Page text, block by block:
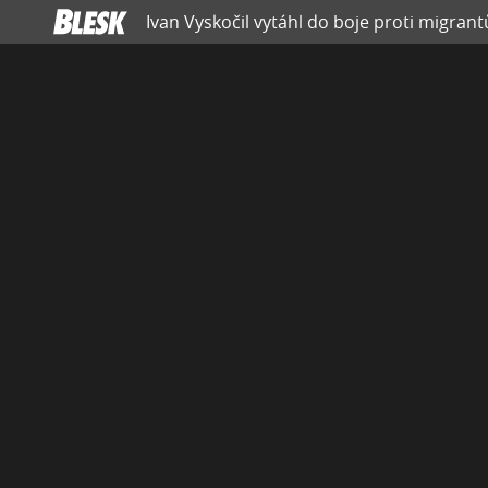
Ivan Vyskočil vytáhl do boje proti